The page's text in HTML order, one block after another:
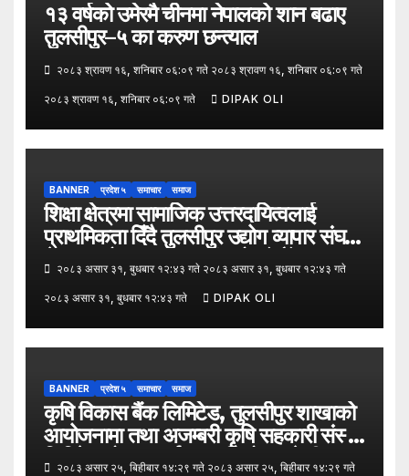
१३ वर्षको उमेरमै चीनमा नेपालको शान बढाए
तुलसीपुर–५ का करुण छन्त्याल
२०८३ श्रावण १६, शनिबार ०६:०९ गते २०८३ श्रावण १६, शनिबार ०६:०९ गते
२०८३ श्रावण १६, शनिबार ०६:०९ गते DIPAK OLI
BANNER प्रदेश ५ समाचार समाज
शिक्षा क्षेत्रमा सामाजिक उत्तरदायित्वलाई
प्राथमिकता दिँदै तुलसीपुर उद्योग व्यापार संघले
नेपाल उद्योग व्यापार महासंघको पाँचौँ स्थापना
दिवसको अवसर पारेर तुलसीपुर
उपमहानगरपालिका–५, गैरापातु स्थित श्री
जनश्रमिक आ बि विद्यालयका विद्यार्थीहरूलाई
कापी तथा कलम वितरण गरेको छ।
२०८३ असार ३१, बुधबार १२:४३ गते २०८३ असार ३१, बुधबार १२:४३ गते
२०८३ असार ३१, बुधबार १२:४३ गते DIPAK OLI
BANNER प्रदेश ५ समाचार समाज
कृषि विकास बैंक लिमिटेड, तुलसीपुर शाखाको
आयोजनामा तथा अजम्बरी कृषि सहकारी संस्था
लिमिटेडको सहकार्यमा “कृषिको समावेशी
२०८३ असार २५, बिहीबार १४:२९ गते २०८३ असार २५, बिहीबार १४:२९ गते